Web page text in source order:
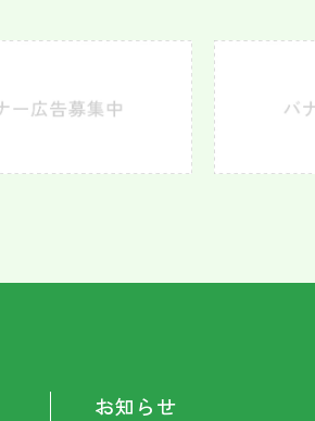
お知らせ